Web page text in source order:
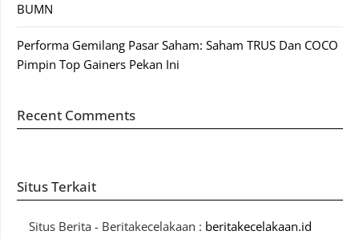
BUMN
Performa Gemilang Pasar Saham: Saham TRUS Dan COCO
Pimpin Top Gainers Pekan Ini
Recent Comments
Situs Terkait
Situs Berita - Beritakecelakaan : beritakecelakaan.id